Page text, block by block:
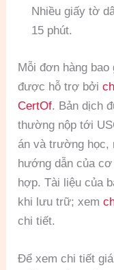
Nhiều giấy tờ
15 phút.
Mỗi đơn hàng
được hỗ trợ bởi
CertOf. Bản dịch
thường nộp tới
án và trường học,
hướng dẫn của
hợp. Tài liệu của
khi lưu trữ; xem
chi tiết.
Để xem chi tiết